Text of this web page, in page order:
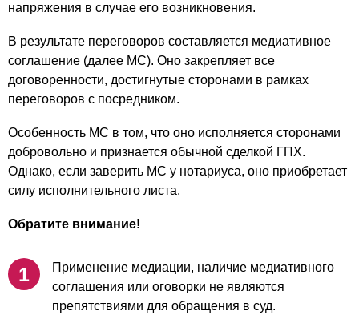
напряжения в случае его возникновения.
В результате переговоров составляется медиативное
соглашение (далее МС). Оно закрепляет все
договоренности, достигнутые сторонами в рамках
переговоров с посредником.
Особенность МС в том, что оно исполняется сторонами
добровольно и признается обычной сделкой ГПХ.
Однако, если заверить МС у нотариуса, оно приобретает
силу исполнительного листа.
Обратите внимание!
Применение медиации, наличие медиативного
соглашения или оговорки не являются
препятствиями для обращения в суд.